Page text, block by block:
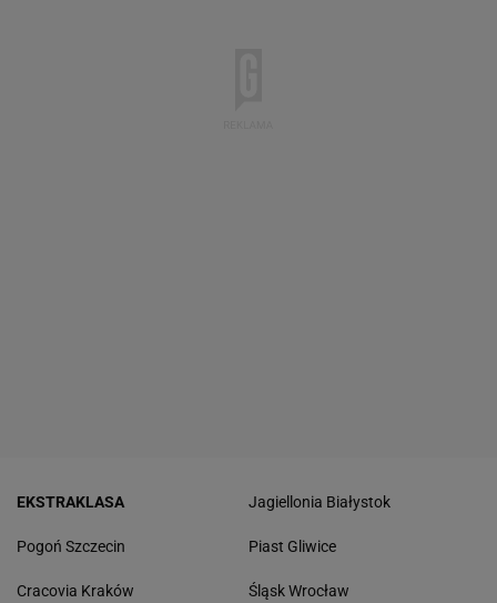
EKSTRAKLASA
Pogoń Szczecin
Cracovia Kraków
Jagiellonia Białystok
Piast Gliwice
Śląsk Wrocław